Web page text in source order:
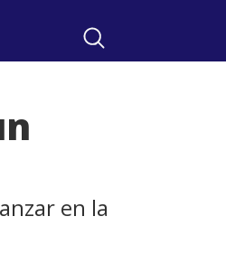
en la